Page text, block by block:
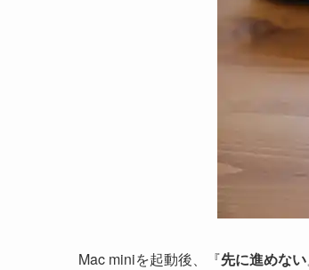
Mac miniを起動後、『先に進めない